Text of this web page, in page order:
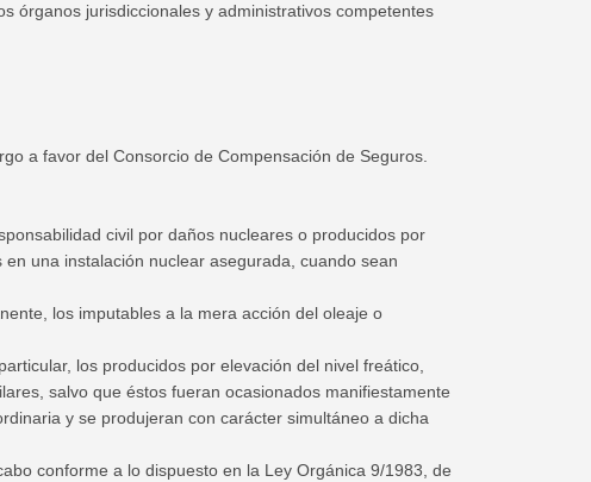
órganos jurisdiccionales y administrativos competentes
a favor del Consorcio de Compensación de Seguros.
civil por daños nucleares o producidos por
una instalación nuclear asegurada, cuando sean
los imputables a la mera acción del oleaje o
los producidos por elevación del nivel freático,
salvo que éstos fueran ocasionados manifiestamente
y se produjeran con carácter simultáneo a dicha
conforme a lo dispuesto en la Ley Orgánica 9/1983, de